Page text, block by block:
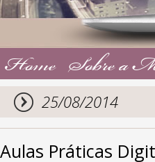
HomeSobre a
25/08/2014
Aulas Práticas